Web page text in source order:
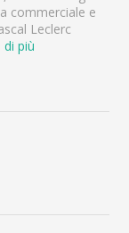
commerciale e
Leclerc
di più